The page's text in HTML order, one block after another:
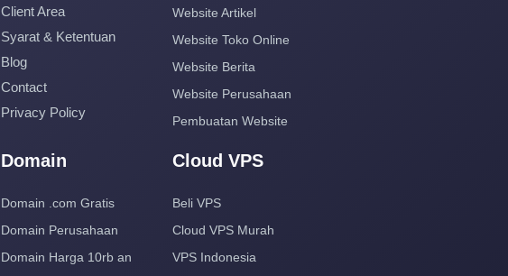
Client Area
Syarat & Ketentuan
Blog
Contact
Privacy Policy
Website Artikel
Website Toko Online
Website Berita
Website Perusahaan
Pembuatan Website
Domain
Domain .com Gratis
Domain Perusahaan
Domain Harga 10rb an
Cloud VPS
Beli VPS
Cloud VPS Murah
VPS Indonesia